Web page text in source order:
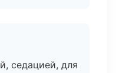
седацией, для